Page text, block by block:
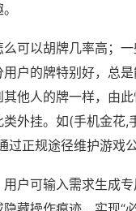
可以胡牌几率高；
户的牌特别好，总是
他人的牌一样，由
外挂。如(手机金花,
过正规途径维护游戏公
户可输入需求生成专